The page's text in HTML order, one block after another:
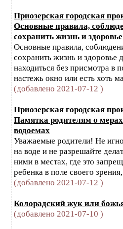
Приозерская городская
Основные правила,
сохранить жизнь и
Основные правила,
сохранить жизнь и здоровье
находиться без присмотра в
настежь окно или есть хоть
(добавлено 2021-07-12 )
Приозерская городская
Памятка родителям о
водоемах
Уважаемые родители! Не
на воде и не разрешайте
ними в местах, где это
ребенка в поле своего
(добавлено 2021-07-12 )
Колорадский жук или
(добавлено 2021-07-10 )